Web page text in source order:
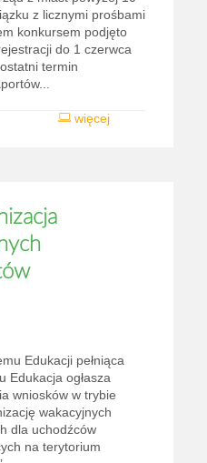
z licznymi prośbami
konkursem podjęto
do 1 czerwca
termin
więcej
Edukacji pełniąca
Edukacja ogłasza
wniosków w trybie
wakacyjnych
dla uchodźców
na terytorium